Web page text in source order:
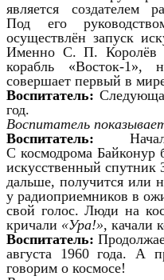
является создателем
Под его
осуществлён запуск
Именно С. П. Королёв
корабль «Восток-
совершает первый в
Воспитатель:
год.
Воспитатель
Воспитатель:
С космодрома
искусственный спутник
дальше, получится или
у радиоприемников в
свой голос. Люди на
кричали «Ура!», качали
Воспитатель:
августа 1960 года. А
говорим о космосе!